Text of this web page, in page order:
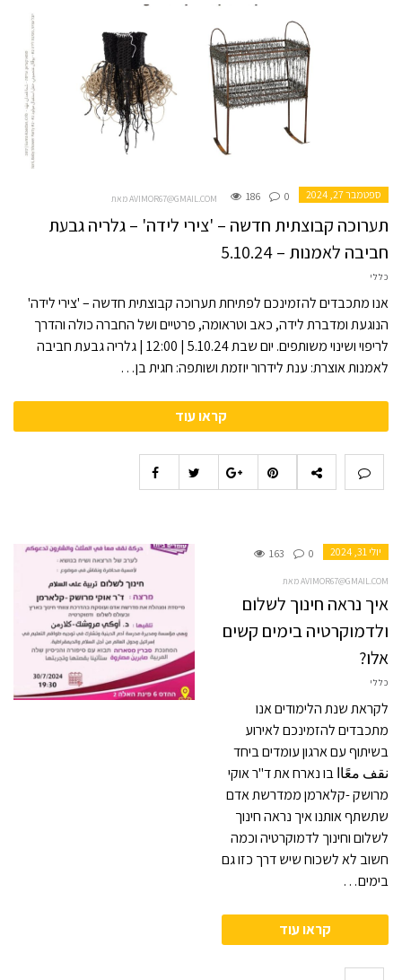
ספטמבר 27, 2024 186 0 מאת AVIMOR67@GMAIL.COM
תערוכה קבוצתית חדשה – 'צירי לידה' – גלריה גבעת
חביבה לאמנות – 5.10.24
כללי
אנו מתכבדים להזמינכם לפתיחת תערוכה קבוצתית חדשה – 'צירי לידה'
הנוגעת ומדברת לידה, כאב וטראומה, פרטיים ושל החברה כולה והדרך
לריפוי ושינוי משותפים. יום שבת 5.10.24 | 12:00 | גלריה גבעת חביבה
לאמנות אוצרת: ענת לידרור יוזמת ושותפה: חגית בן…
קראו עוד
יולי 31, 2024 163 0
מאת AVIMOR67@GMAIL.COM
איך נראה חינוך לשלום
ולדמוקרטיה בימים קשים
אלו?
כללי
לקראת שנת הלימודים אנו
מתכבדים להזמינכם לאירוע
בשיתוף עם ארגון עומדים ביחד
نقف معًاا בו נארח את ד"ר אוקי
מרושק -קלארמן ממדרשת אדם
שתשתף אותנו איך נראה חינוך
לשלום וחינוך לדמוקרטיה וכמה
חשוב לא לשכוח שיש דרך כזו גם
בימים…
קראו עוד